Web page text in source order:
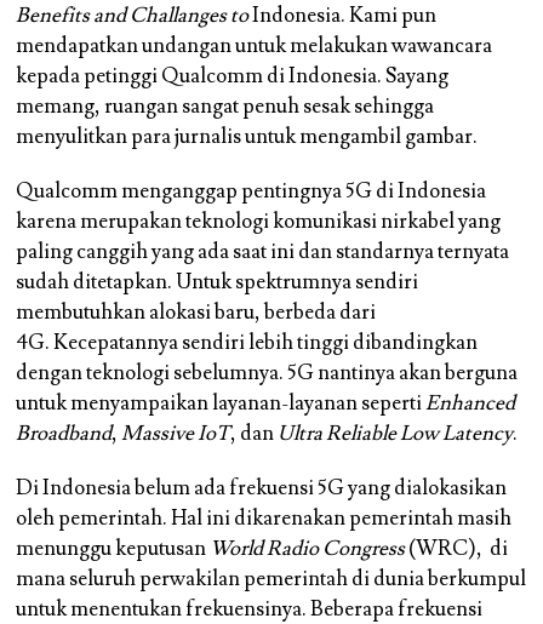
Benefits and Challanges toIndonesia. Kami pun
mendapatkan undangan untuk melakukan wawancara
kepada petinggi Qualcomm di Indonesia. Sayang
memang, ruangan sangat penuh sesak sehingga
menyulitkan para jurnalis untuk mengambil gambar.
Qualcomm menganggap pentingnya 5G di Indonesia
karena merupakan teknologi komunikasi nirkabel yang
paling canggih yang ada saat ini dan standarnya ternyata
sudah ditetapkan. Untuk spektrumnya sendiri
membutuhkan alokasi baru, berbeda dari
4G. Kecepatannya sendiri lebih tinggi dibandingkan
dengan teknologi sebelumnya. 5G nantinya akan berguna
untuk menyampaikan layanan-layanan sepertiEnhanced
Broadband,Massive IoT, dan Ultra Reliable Low Latency.
Di Indonesia belum ada frekuensi 5G yang dialokasikan
oleh pemerintah. Hal ini dikarenakan pemerintah masih
menunggu keputusan World Radio Congress(WRC), di
mana seluruh perwakilan pemerintah di dunia berkumpul
untuk menentukan frekuensinya. Beberapa frekuensi